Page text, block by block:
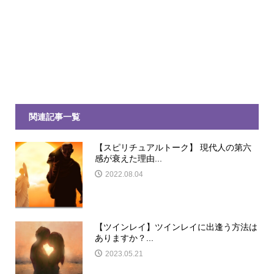
関連記事一覧
【スピリチュアルトーク】 現代人の第六
感が衰えた理由...
2022.08.04
【ツインレイ】ツインレイに出逢う方法は
ありますか？...
2023.05.21